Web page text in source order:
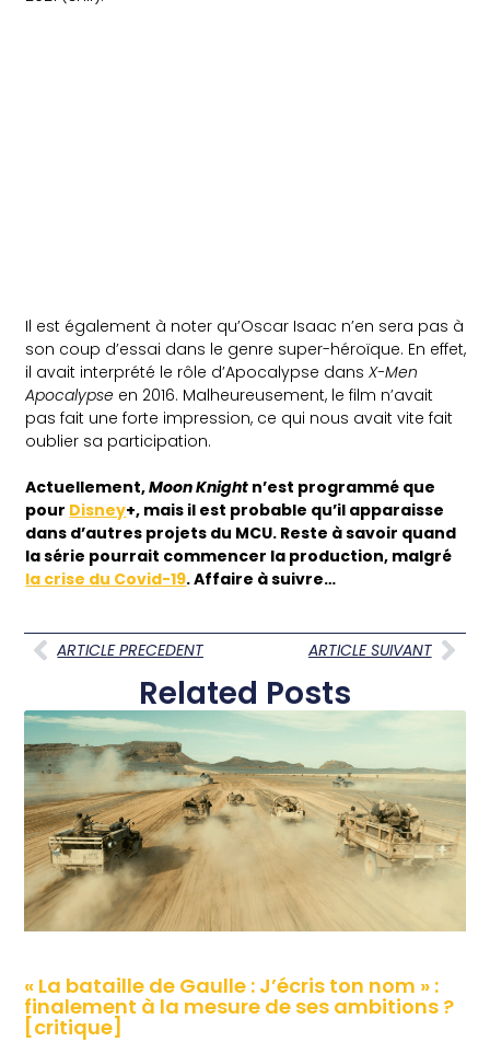
Il est également à noter qu’Oscar Isaac n’en sera pas à
son coup d’essai dans le genre super-héroïque. En effet,
il avait interprété le rôle d’Apocalypse dansX-Men
Apocalypse en 2016. Malheureusement, le film n’avait
pas fait une forte impression, ce qui nous avait vite fait
oublier sa participation.
Actuellement,Moon Knight n’est programmé que
pour Disney+, mais il est probable qu’il apparaisse
dans d’autres projets du MCU. Reste à savoir quand
la série pourrait commencer la production, malgré
la crise du Covid-19. Affaire à suivre…
ARTICLE PRECEDENT ARTICLE SUIVANT
Related Posts
« La bataille de Gaulle : J’écris ton nom » :
finalement à la mesure de ses ambitions ?
[critique]